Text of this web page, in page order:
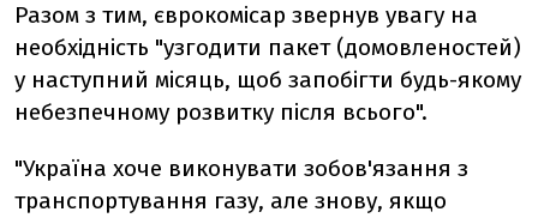
Разом з тим, єврокомісар звернув увагу на
необхідність "узгодити пакет (домовленостей)
у наступний місяць, щоб запобігти будь-якому
небезпечному розвитку після всього".
"Україна хоче виконувати зобов'язання з
транспортування газу, але знову, якщо